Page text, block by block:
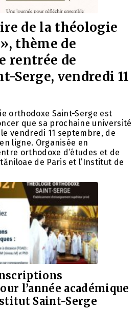
de la théologie
thème de
rentrée de
Serge, vendredi 11
orthodoxe Saint-Serge est
que sa prochaine université
vendredi 11 septembre, de
ligne. Organisée en
orthodoxe d’études et de
de Paris et l’Institut de
l’année académique
Saint-Serge